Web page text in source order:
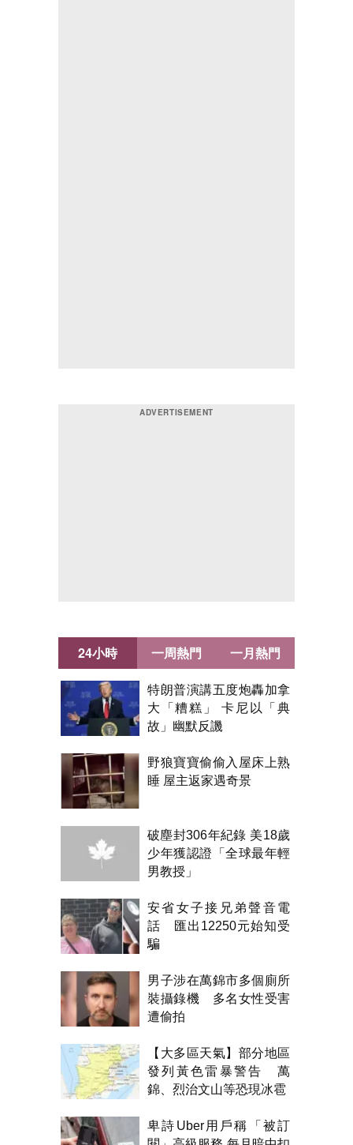
24小時
特朗普演講五度炮轟加拿
大「糟糕」 卡尼以「典
故」幽默反譏
野狼寶寶偷偷入屋床上熟
睡 屋主返家遇奇景
破塵封306年紀錄 美18歲
少年獲認證「全球最年輕
男教授」
安省女子接兄弟聲音電
話 匯出12250元始知受
騙
男子涉在萬錦市多個廁所
裝攝錄機 多名女性受害
遭偷拍
【大多區天氣】部分地區
發列黃色雷暴警告 萬
錦、烈治文山等恐現冰雹
卑詩Uber用戶稱「被訂
一周熱門 一月熱門